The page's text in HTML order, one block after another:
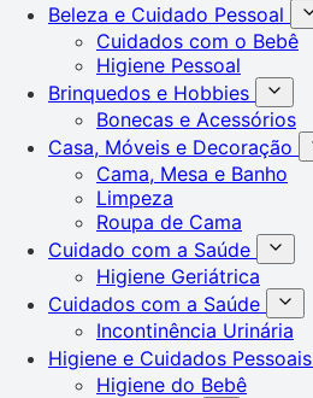
Beleza e Cuidado Pessoal
Cuidados com o Bebê
Higiene Pessoal
Brinquedos e Hobbies
Bonecas e Acessórios
Casa, Móveis e Decoração
Cama, Mesa e Banho
Limpeza
Roupa de Cama
Cuidado com a Saúde
Higiene Geriátrica
Cuidados com a Saúde
Incontinência Urinária
Higiene e Cuidados Pessoais
Higiene do Bebê